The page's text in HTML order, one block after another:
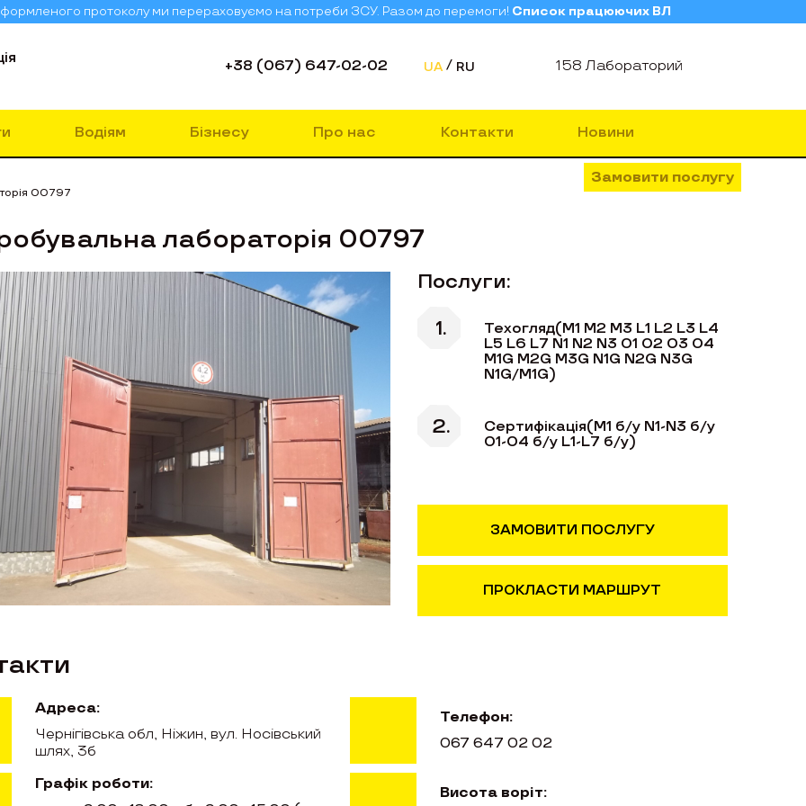
протоколу ми перераховуємо на потреби ЗСУ. Разом до перемоги! Список працюючих ВЛ
+38 (067) 647-02-02 UA RU 158 Лабораторий
Водіям Бізнесу Про нас Контакти Новини
Замовити послугу
00797
лабораторія 00797
Послуги:
Техогляд(M1 M2 M3 L1 L2 L3 L4
L5 L6 L7 N1 N2 N3 O1 O2 O3 O4
M1G M2G M3G N1G N2G N3G
N1G/M1G)
Сертифікація(М1 б/у N1-N3 б/у
О1-О4 б/у L1-L7 б/у)
ЗАМОВИТИ ПОСЛУГУ
ПРОКЛАСТИ МАРШРУТ
Адреса:
Чернігівська обл, Ніжин, вул. Носівський
шлях, 3б
Телефон:
067 647 02 02
Графік роботи:
Висота воріт: